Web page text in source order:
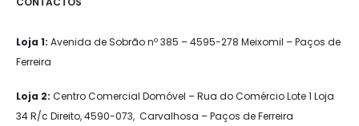
o
Loja 1: Avenida de Sobrão nº 385 – 4595-278 Meixomil – Paços de
Ferreira
Loja 2: Centro Comercial Domóvel – Rua do Comércio Lote 1 Loja
34 R/c Direito, 4590-073, Carvalhosa – Paços de Ferreira